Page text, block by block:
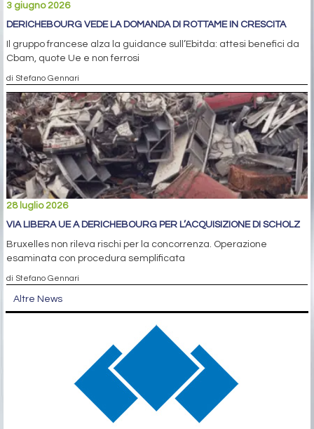
3 giugno 2026
DERICHEBOURG VEDE LA DOMANDA DI ROTTAME IN CRESCITA
Il gruppo francese alza la guidance sull’Ebitda: attesi benefici da
Cbam, quote Ue e non ferrosi
di Stefano Gennari
28 luglio 2026
VIA LIBERA UE A DERICHEBOURG PER L’ACQUISIZIONE DI SCHOLZ
Bruxelles non rileva rischi per la concorrenza. Operazione
esaminata con procedura semplificata
di Stefano Gennari
Altre News